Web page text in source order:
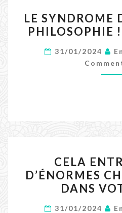
|
LE SYNDROME
PHILOSOPHIE
31/01/2024
CELA
D’ÉNORMES
DANS
31/01/2024